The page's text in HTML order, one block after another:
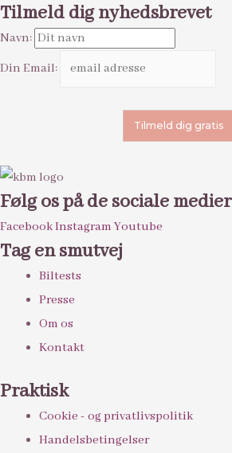
Tilmeld dig nyhedsbrevet
Navn:
Din Email:
Følg os på de sociale medier
FacebookInstagram Youtube
Tag en smutvej
Biltests
Presse
Om os
Kontakt
Praktisk
Cookie - og privatlivspolitik
Handelsbetingelser